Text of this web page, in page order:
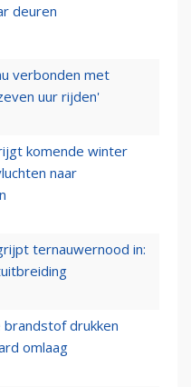
deuren
verbonden met
uur rijden'
komende winter
naar
ternauwernood in:
brandstof drukken
omlaag